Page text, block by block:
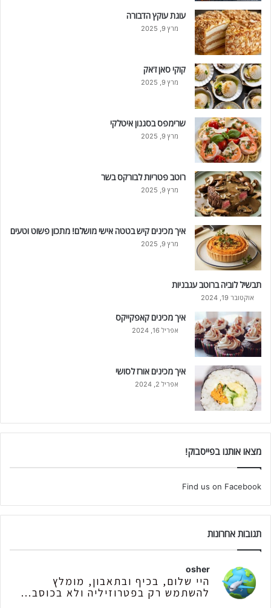
עוגת עוקץ הדבורה
מרץ 9, 2025
קוקי סאן ז'אק
מרץ 9, 2025
שרימפס בסגנון איטלקי
מרץ 9, 2025
רוטב פטריות לבורקס בשר
מרץ 9, 2025
איך מכינים קיש בטטה אישי מושלם! מתכון פשוט וטעים
מרץ 9, 2025
תבשיל לוביה ברוטב עגבניות
אוקטובר 19, 2024
איך מכינים קאפקייקס
אפריל 16, 2024
איך מכינים אורז לסושי
אפריל 2, 2024
מצאו אותנו בפייסבוק!
Find us on Facebook
תגובות אחרונות
osher
היי שלום, בכיף ובתאבון, מומלץ
להשתמש רק בפטרוזיליה ולא בכוסב...